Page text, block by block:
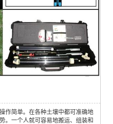
作简单。在各种土壤中都可准确地
。一个人就可容易地搬运、组装和